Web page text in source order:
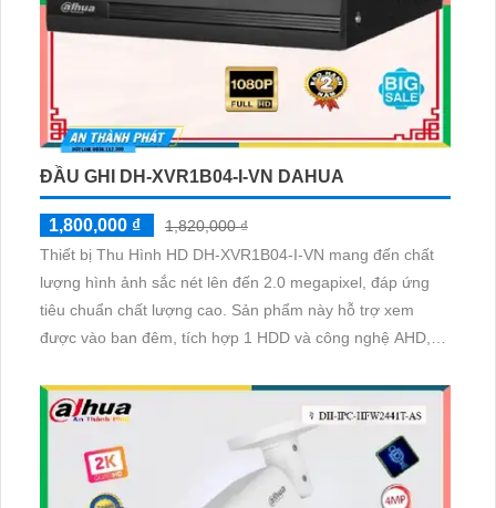
ĐẦU GHI DH-XVR1B04-I-VN DAHUA
1,800,000 ₫
1,820,000 ₫
Thiết bị Thu Hình HD DH-XVR1B04-I-VN mang đến chất
lượng hình ảnh sắc nét lên đến 2.0 megapixel, đáp ứng
tiêu chuẩn chất lượng cao. Sản phẩm này hỗ trợ xem
được vào ban đêm, tích hợp 1 HDD và công nghệ AHD,
phù hợp cho công trình nhỏ